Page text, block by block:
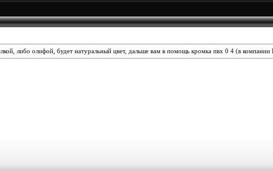
либо олифой, будет натуральный цвет, дальше вам в помощь кромка пвх 0 4 (в компании